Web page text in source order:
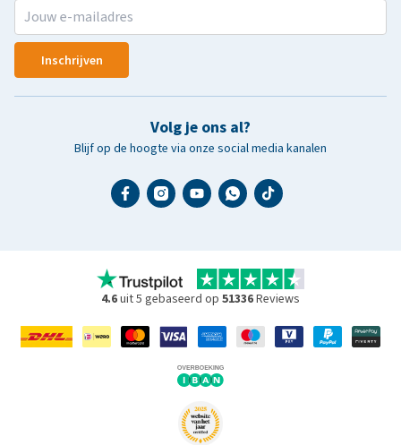
Inschrijven
Volg je ons al?
Blijf op de hoogte via onze social media kanalen
4.6uit 5 gebaseerd op 51336Reviews